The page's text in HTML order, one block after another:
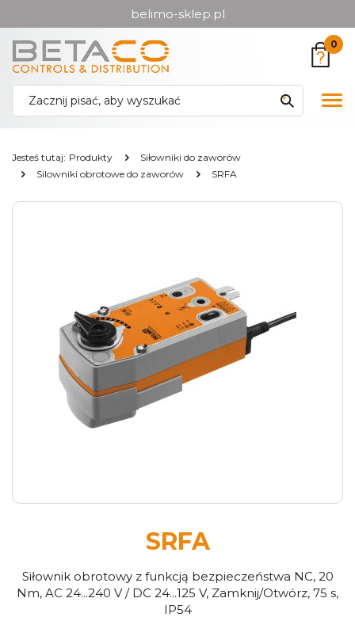
do menu
głównego
do
menu
w
stopce
belimo-sklep.pl
0
Jesteś tutaj: Produkty
Siłowniki do zaworów
Silowniki obrotowe do zaworów
SRFA
SRFA
Siłownik obrotowy z funkcją bezpieczeństwa NC, 20
Nm, AC 24...240 V / DC 24...125 V, Zamknij/Otwórz, 75 s,
IP54